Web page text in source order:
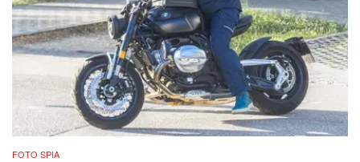
FOTO SPIA